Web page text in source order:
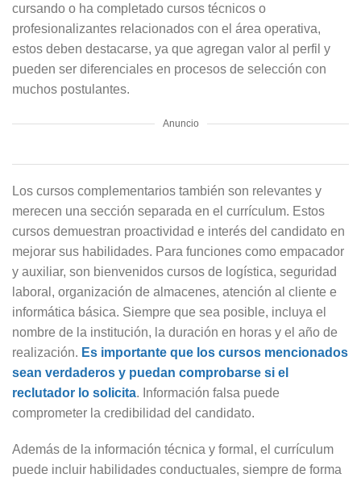
cursando o ha completado cursos técnicos o
profesionalizantes relacionados con el área operativa,
estos deben destacarse, ya que agregan valor al perfil y
pueden ser diferenciales en procesos de selección con
muchos postulantes.
Anuncio
Los cursos complementarios también son relevantes y
merecen una sección separada en el currículum. Estos
cursos demuestran proactividad e interés del candidato en
mejorar sus habilidades. Para funciones como empacador
y auxiliar, son bienvenidos cursos de logística, seguridad
laboral, organización de almacenes, atención al cliente e
informática básica. Siempre que sea posible, incluya el
nombre de la institución, la duración en horas y el año de
realización. Es importante que los cursos mencionados
sean verdaderos y puedan comprobarse si el
reclutador lo solicita. Información falsa puede
comprometer la credibilidad del candidato.
Además de la información técnica y formal, el currículum
puede incluir habilidades conductuales, siempre de forma